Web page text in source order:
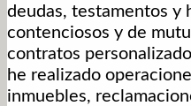
deudas, testamentos y
contenciosos y de
contratos
he realizado
inmuebles,